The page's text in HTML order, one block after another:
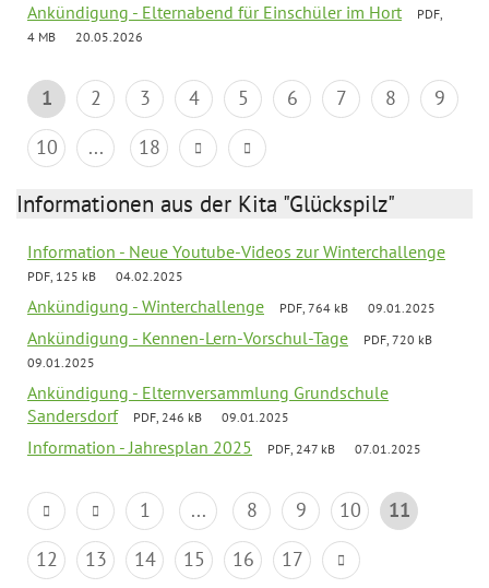
Ankündigung - Elternabend für Einschüler im Hort
PDF,
4 MB
20.05.2026
1 2 3 4 5 6 7 8
9
10
... 18
Informationen aus der Kita "Glückspilz"
Information - Neue Youtube-Videos zur Winterchallenge
PDF, 125 kB 04.02.2025
Ankündigung - Winterchallenge PDF, 764 kB 09.01.2025
Ankündigung - Kennen-Lern-Vorschul-Tage
PDF, 720 kB
09.01.2025
Ankündigung - Elternversammlung Grundschule
Sandersdorf
PDF, 246 kB 09.01.2025
Information - Jahresplan 2025 PDF, 247 kB 07.01.2025
1 ... 8 9 10
11
12
13 14 15 16 17